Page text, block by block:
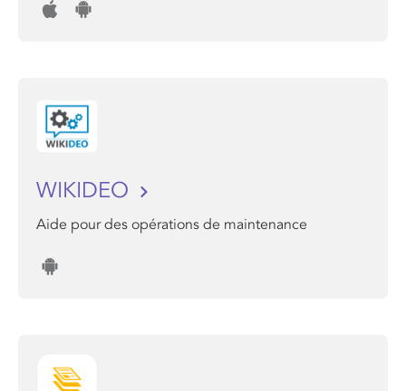
WIKIDEO
Aide pour des opérations de maintenance